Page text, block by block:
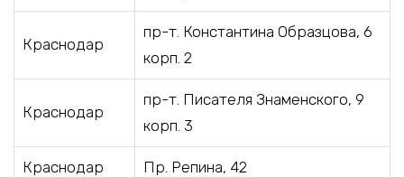
Краснодар
пр-т. Константина Образцова, 6
корп. 2
Краснодар
пр-т. Писателя Знаменского, 9
корп. 3
Краснодар Пр. Репина, 42